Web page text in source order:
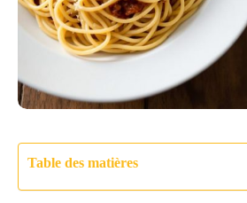
Table des matières